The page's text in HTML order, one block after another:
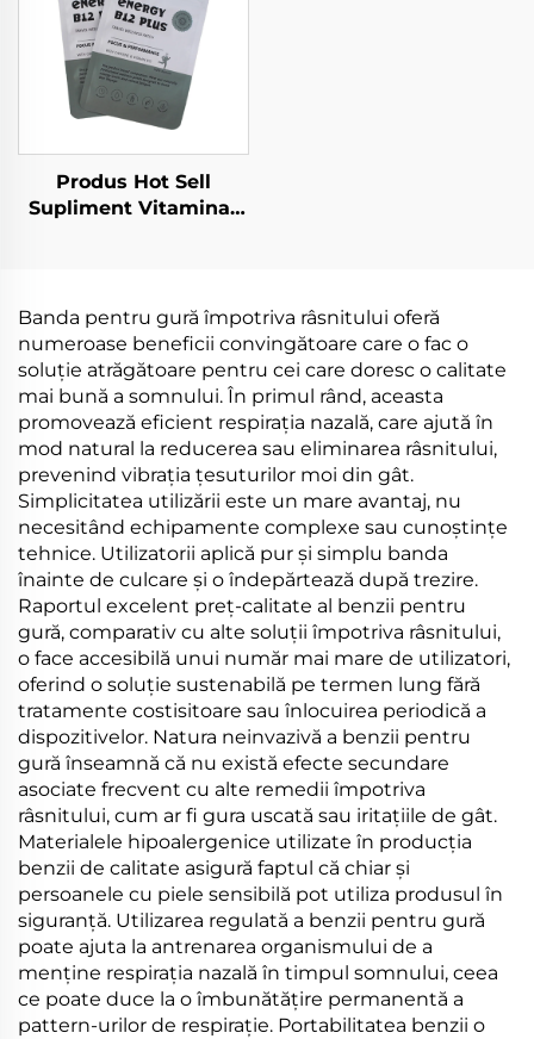
Produs Hot Sell
Supliment Vitaminar
Placă Topicală pentru
Suportul Bineființei
Banda pentru gură împotriva râsnitului oferă
numeroase beneficii convingătoare care o fac o
soluție atrăgătoare pentru cei care doresc o calitate
mai bună a somnului. În primul rând, aceasta
promovează eficient respirația nazală, care ajută în
mod natural la reducerea sau eliminarea râsnitului,
prevenind vibrația țesuturilor moi din gât.
Simplicitatea utilizării este un mare avantaj, nu
necesitând echipamente complexe sau cunoștințe
tehnice. Utilizatorii aplică pur și simplu banda
înainte de culcare și o îndepărtează după trezire.
Raportul excelent preț-calitate al benzii pentru
gură, comparativ cu alte soluții împotriva râsnitului,
o face accesibilă unui număr mai mare de utilizatori,
oferind o soluție sustenabilă pe termen lung fără
tratamente costisitoare sau înlocuirea periodică a
dispozitivelor. Natura neinvazivă a benzii pentru
gură înseamnă că nu există efecte secundare
asociate frecvent cu alte remedii împotriva
râsnitului, cum ar fi gura uscată sau iritațiile de gât.
Materialele hipoalergenice utilizate în producția
benzii de calitate asigură faptul că chiar și
persoanele cu piele sensibilă pot utiliza produsul în
siguranță. Utilizarea regulată a benzii pentru gură
poate ajuta la antrenarea organismului de a
menține respirația nazală în timpul somnului, ceea
ce poate duce la o îmbunătățire permanentă a
pattern-urilor de respirație. Portabilitatea benzii o